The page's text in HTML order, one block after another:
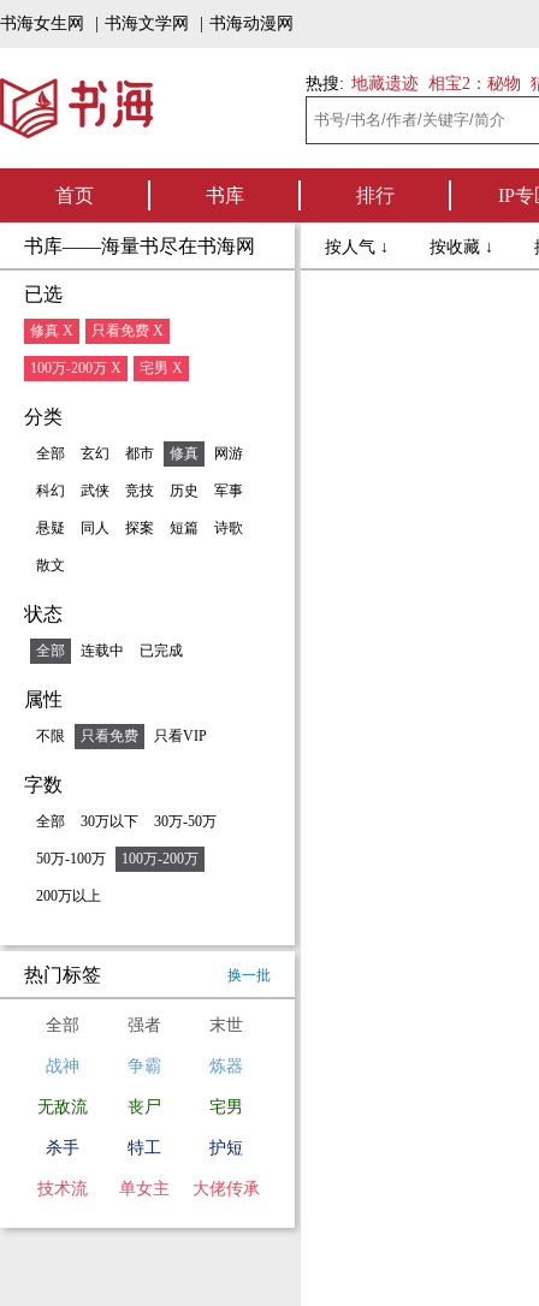
书海女生网 书海文学网 书海动漫网
热搜: 地藏遗迹 相宝2：秘物
首页 书库 排行 IP专
书库——海量书尽在书海网
已选
修真 X 只看免费 X
100万-200万 X 宅男 X
分类
全部 玄幻 都市 修真 网游
科幻 武侠 竞技 历史 军事
悬疑 同人 探案 短篇 诗歌
散文
状态
全部 连载中 已完成
属性
不限 只看免费 只看VIP
字数
全部 30万以下 30万-50万
50万-100万 100万-200万
200万以上
热门标签 换一批
全部 强者 末世
战神 争霸 炼器
无敌流 丧尸 宅男
杀手 特工 护短
技术流 单女主 大佬传承
按人气 ↓ 按收藏 ↓